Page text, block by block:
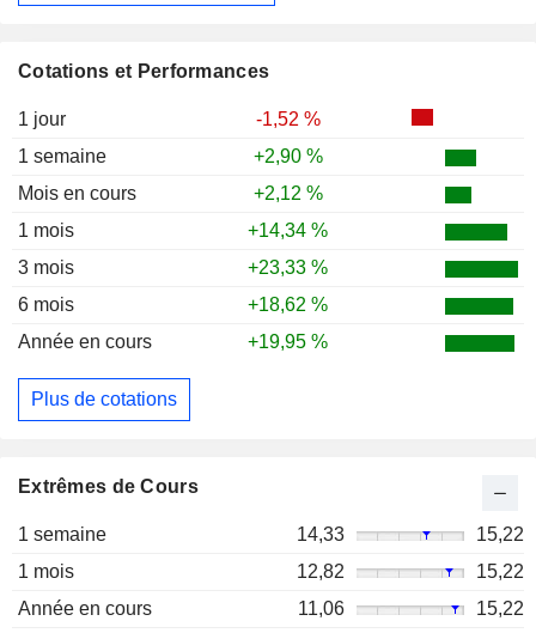
Cotations et Performances
1 jour
-1,52 %
1 semaine
+2,90 %
Mois en cours
+2,12 %
1 mois
+14,34 %
3 mois
+23,33 %
6 mois
+18,62 %
Année en cours
+19,95 %
Plus de cotations
Extrêmes de Cours
1 semaine 14,33
15,22
1 mois
12,82
15,22
Année en cours
11,06
15,22